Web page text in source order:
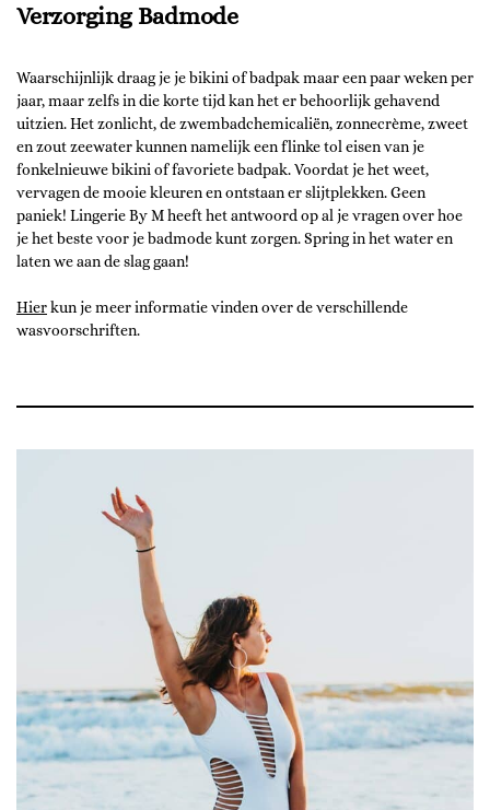
Verzorging Badmode
Waarschijnlijk draag je je bikini of badpak maar een paar weken per
jaar, maar zelfs in die korte tijd kan het er behoorlijk gehavend
uitzien. Het zonlicht, de zwembadchemicaliën, zonnecrème, zweet
en zout zeewater kunnen namelijk een flinke tol eisen van je
fonkelnieuwe bikini of favoriete badpak. Voordat je het weet,
vervagen de mooie kleuren en ontstaan er slijtplekken. Geen
paniek! Lingerie By M heeft het antwoord op al je vragen over hoe
je het beste voor je badmode kunt zorgen. Spring in het water en
laten we aan de slag gaan!
Hierkun je meer informatie vinden over de verschillende
wasvoorschriften.